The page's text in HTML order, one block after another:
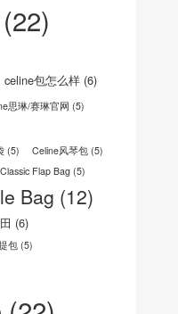
(22)
celine包怎么样 (6)
思琳/赛琳官网 (5)
(5) Celine风琴包 (5)
Flap Bag (5)
Bag (12)
(6)
包 (5)